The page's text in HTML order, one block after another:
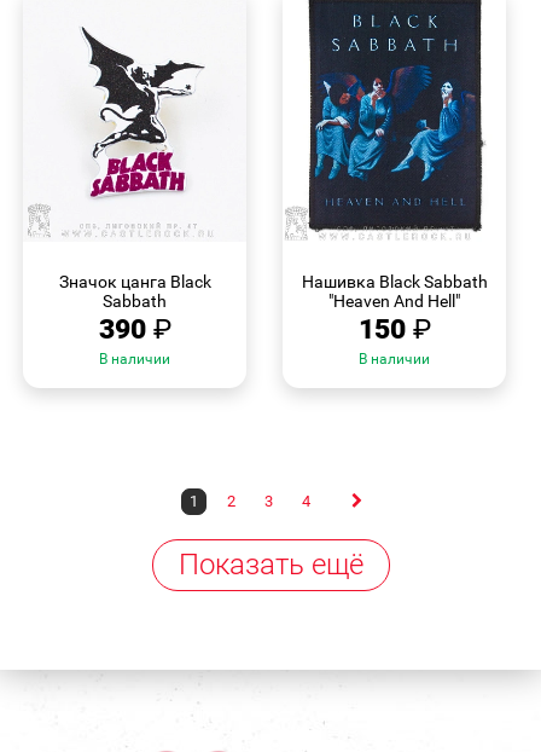
Значок цанга Black
Sabbath
390 ₽
В наличии
Нашивка Black Sabbath
"Heaven And Hell"
150 ₽
В наличии
1 2 3 4
Показать ещё